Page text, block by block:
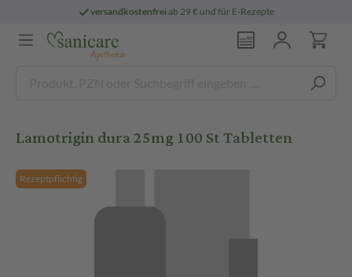
versandkostenfreiab 29 € und für E-Rezepte
Lamotrigin dura 25mg 100 St Tabletten
Rezeptpflichtig